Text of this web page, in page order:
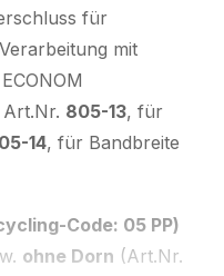
für
mit
805-13, für
14, für Bandbreite
Code: 05 PP)
ohne Dorn (Art.Nr.